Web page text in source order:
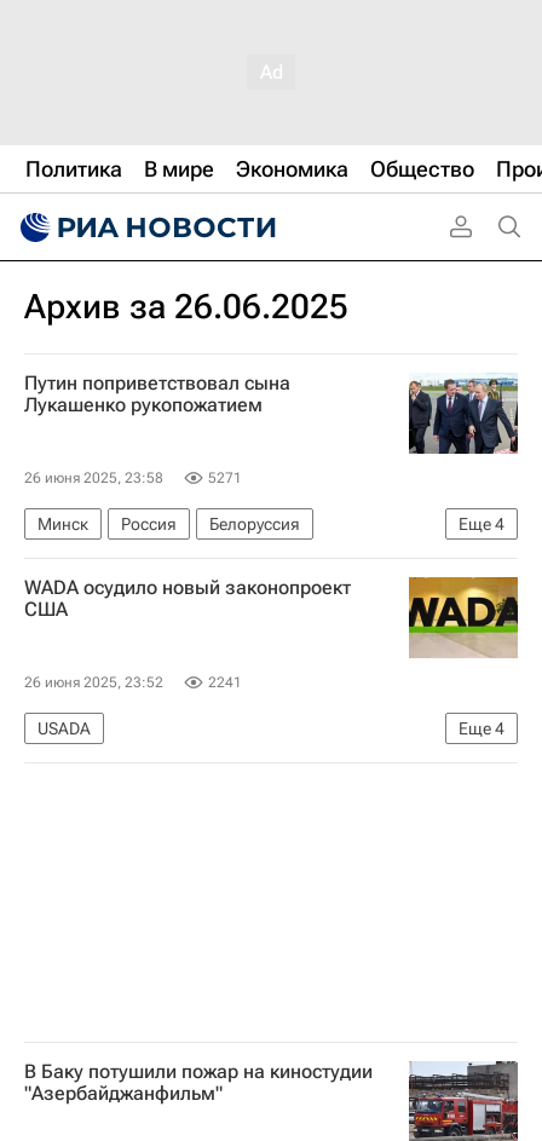
Политика В мире Экономика Общество
Архив за 26.06.2025
Путин поприветствовал сына
Лукашенко рукопожатием
26 июня 2025, 23:58 5271
Еще4
Минск Россия
Белоруссия
Владимир Путин
Александр Лукашенко
Николай Лукашенко
WADA осудило новый законопроект
США
26 июня 2025, 23:52 2241
Еще4
USADA
Всемирное антидопинговое агентство (WADA)
В Баку потушили пожар на киностудии
"Азербайджанфильм"